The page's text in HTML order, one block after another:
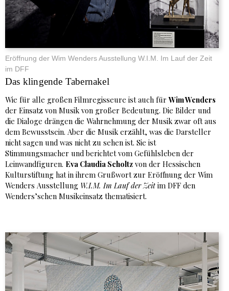
Eröffnung der Wim Wenders Ausstellung W.I.M. Im Lauf der Zeit
im DFF
Das klingende Tabernakel
Wie für alle großen Filmregisseure ist auch fürWim Wenders
der Einsatz von Musik von großer Bedeutung. Die Bilder und
die Dialoge drängen die Wahrnehmung der Musik zwar oft aus
dem Bewusstsein. Aber die Musik erzählt, was die Darsteller
nicht sagen und was nicht zu sehen ist. Sie ist
Stimmungsmacher und berichtet vom Gefühlsleben der
Leinwandfiguren. Eva Claudia Scholtz von der Hessischen
Kulturstiftung hat in ihrem Grußwort zur Eröffnung der Wim
Wenders Ausstellung W.I.M. Im Lauf der Zeitim DFF den
Wenders’schen Musikeinsatz thematisiert.